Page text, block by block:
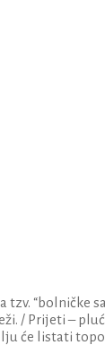
“bolničke
/ Prijeti –
će listati